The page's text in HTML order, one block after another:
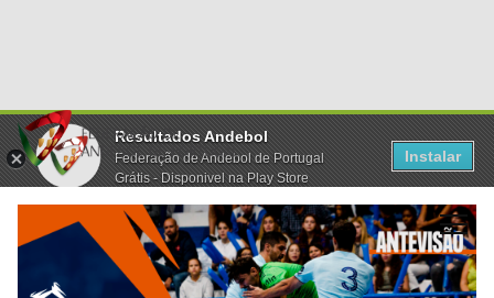
Resultados Andebol
Federação de Andebol de Portugal
Grátis - Disponivel na Play Store
Instalar